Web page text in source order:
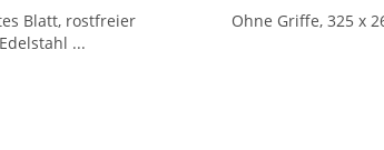
Blatt, rostfreier
Edelstahl ...
Ohne Griffe, 325 x